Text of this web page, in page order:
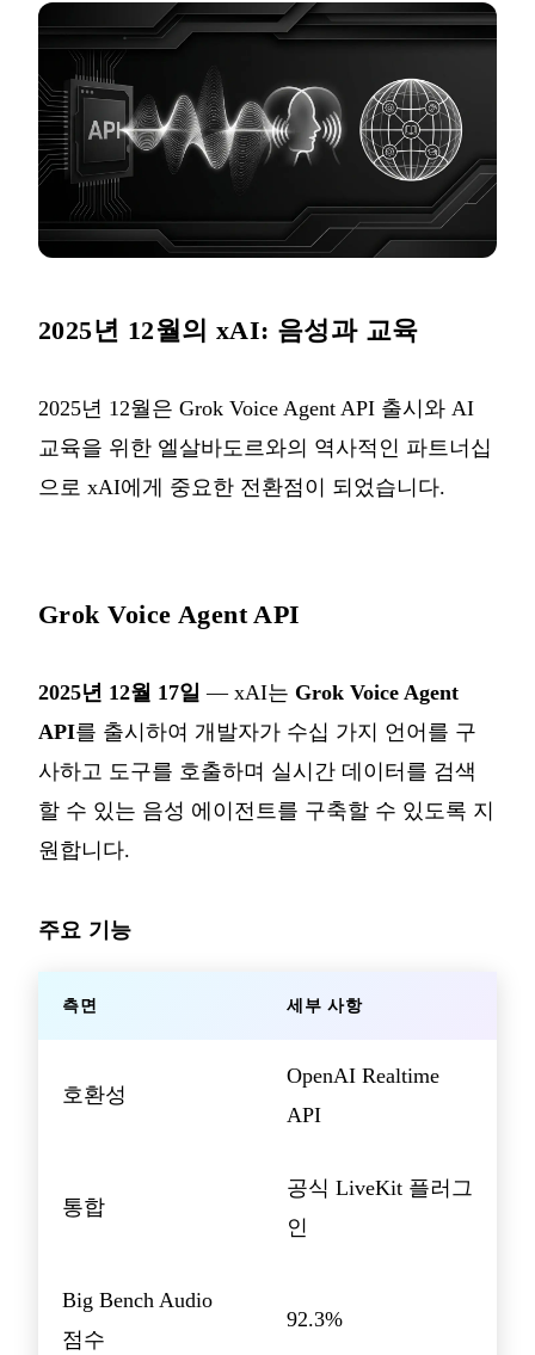
2025년 12월의 xAI: 음성과 교육
2025년 12월은 Grok Voice Agent API 출시와 AI
교육을 위한 엘살바도르와의 역사적인 파트너십
으로 xAI에게 중요한 전환점이 되었습니다.
Grok Voice Agent API
2025년 12월 17일 — xAI는 Grok Voice Agent
API를 출시하여 개발자가 수십 가지 언어를 구
사하고 도구를 호출하며 실시간 데이터를 검색
할 수 있는 음성 에이전트를 구축할 수 있도록 지
원합니다.
주요 기능
측면 세부 사항
호환성
OpenAI Realtime
API
통합
공식 LiveKit 플러그
인
Big Bench Audio
점수
92.3%